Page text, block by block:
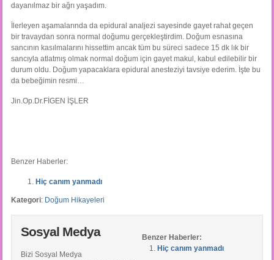
dayanılmaz bir ağrı yaşadım.
İlerleyen aşamalarında da epidural analjezi sayesinde gayet rahat geçen
bir travaydan sonra normal doğumu gerçekleştirdim. Doğum esnasına
sancının kasılmalarını hissettim ancak tüm bu süreci sadece 15 dk lık bir
sancıyla atlatmış olmak normal doğum için gayet makul, kabul edilebilir bir
durum oldu. Doğum yapacaklara epidural anesteziyi tavsiye ederim. İşte bu
da bebeğimin resmi…
Jin.Op.Dr.FİGEN İŞLER
Benzer Haberler:
Hiç canım yanmadı
Kategori: Doğum Hikayeleri
Benzer Haberler:
Hiç canım yanmadı
Sosyal Medya
Bizi Sosyal Medya